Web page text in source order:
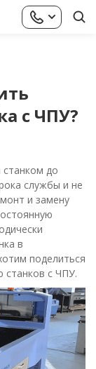
с ЧПУ?
до
службы и не
и замену
в
поделиться
станков с ЧПУ.